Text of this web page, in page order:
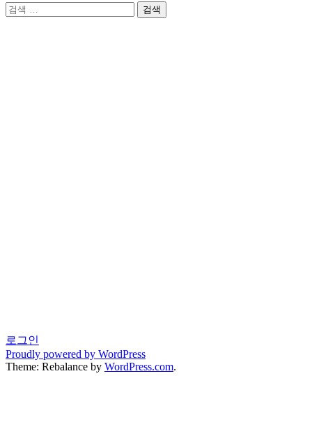
검
로그인
Proudly powered by WordPress
Theme: Rebalance by WordPress.com.